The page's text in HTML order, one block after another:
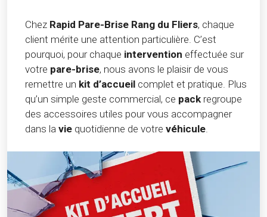
Chez Rapid Pare-Brise Rang du Fliers, chaque
client mérite une attention particulière. C’est
pourquoi, pour chaque intervention effectuée sur
votre pare-brise, nous avons le plaisir de vous
remettre un kit d’accueil complet et pratique. Plus
qu’un simple geste commercial, ce pack regroupe
des accessoires utiles pour vous accompagner
dans la vie quotidienne de votre véhicule.